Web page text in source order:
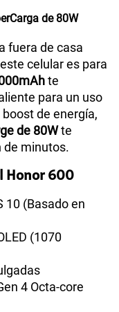
de 80W
fuera de casa
celular es para
te
para un uso
de energía,
de 80Wte
de minutos.
Honor 600
10 (Basado en
(1070
4 Octa-core